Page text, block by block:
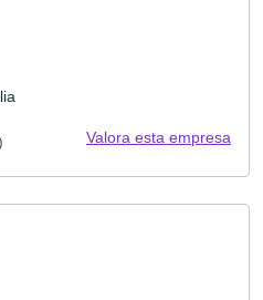
Valora esta empresa